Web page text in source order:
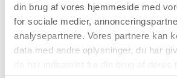
din brug af vores hjemmeside med
for sociale medier,
analysepartnere. Vores partnere kan
data med andre oplysninger, du har
Din
når vi